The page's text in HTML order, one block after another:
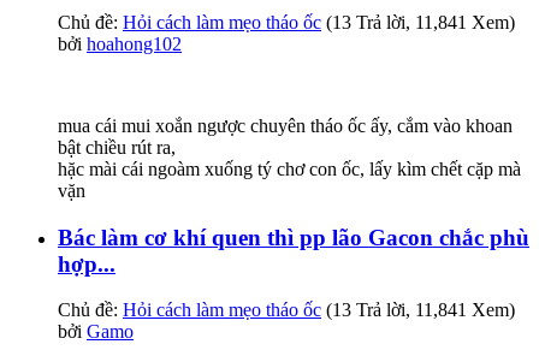
Chủ đề: Hỏi cách làm mẹo tháo ốc (13 Trả lời, 11,841 Xem)
bởi hoahong102
mua cái mui xoắn ngược chuyên tháo ốc ấy, cắm vào khoan
bật chiều rút ra,
hặc mài cái ngoàm xuống tý chơ con ốc, lấy kìm chết cặp mà
vặn
Bác làm cơ khí quen thì pp lão Gacon chắc phù
hợp...
Chủ đề: Hỏi cách làm mẹo tháo ốc (13 Trả lời, 11,841 Xem)
bởi Gamo